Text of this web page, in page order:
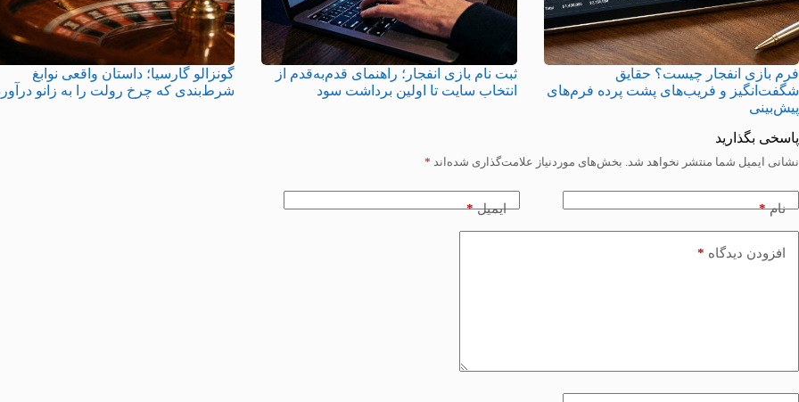
فرم بازی انفجار چیست؟ حقایق
شگفت‌انگیز و فریب‌های پشت پرده فرم‌های
پیش‌بینی
ثبت نام بازی انفجار؛ راهنمای قدم‌به‌قدم از
انتخاب سایت تا اولین برداشت سود
گونزالو گارسیا؛ داستان واقعی نوابغ
شرط‌بندی که چرخ رولت را به زانو
پاسخی بگذارید
نشانی ایمیل شما منتشر نخواهد شد. بخش‌های موردنیاز علامت‌گذاری شده‌اند *
نام* ایمیل*
افزودن دیدگاه *